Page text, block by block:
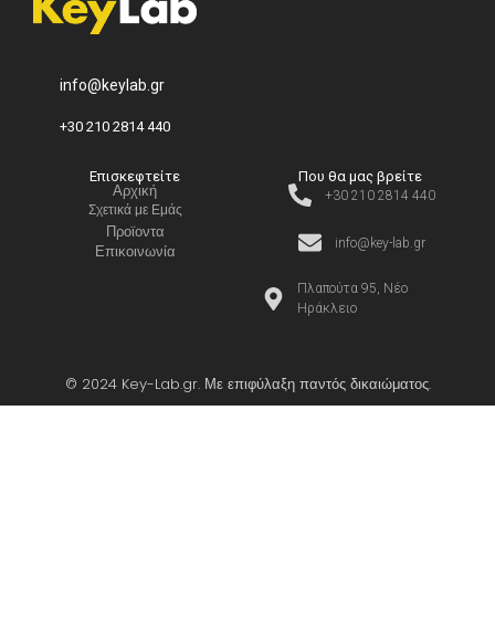
info@keylab.gr
+30 210 2814 440
Επισκεφτείτε
Αρχική
Σχετικά με Εμάς
Προϊοντα
Επικοινωνία
Που θα μας βρείτε
+30 210 2814 440
info@key-lab.gr
Πλαπούτα 95, Νέο
Ηράκλειο
© 2024 Key-Lab.gr. Με επιφύλαξη παντός δικαιώματος.